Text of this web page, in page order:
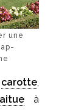
une
carotte
à